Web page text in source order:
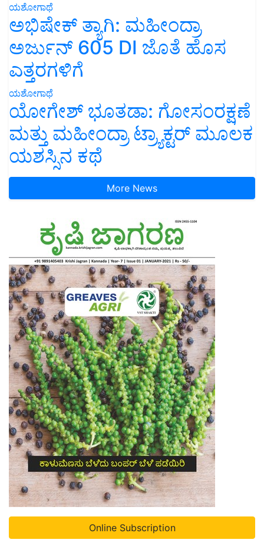
ಯಶೋಗಾಥೆ
ಅಭಿಷೇಕ್ ತ್ಯಾಗಿ: ಮಹೀಂದ್ರಾ
ಅರ್ಜುನ್ 605 DI ಜೊತೆ ಹೊಸ
ಎತ್ತರಗಳಿಗೆ
ಯಶೋಗಾಥೆ
ಯೋಗೇಶ್ ಭೂತಡಾ: ಗೋಸಂರಕ್ಷಣೆ
ಮತ್ತು ಮಹೀಂದ್ರಾ ಟ್ರ್ಯಾಕ್ಟರ್ ಮೂಲಕ
ಯಶಸ್ಸಿನ ಕಥೆ
More News
Online Subscription